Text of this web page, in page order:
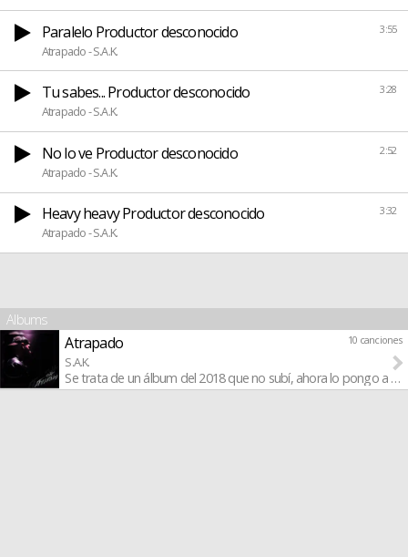
3:55
Paralelo Productor desconocido
Atrapado - S.A.K.
3:28
Tu sabes... Productor desconocido
Atrapado - S.A.K.
2:52
No lo ve Productor desconocido
Atrapado - S.A.K.
3:32
Heavy heavy Productor desconocido
Atrapado - S.A.K.
Albums
10 canciones
Atrapado
S.A.K.
Se trata de un álbum del 2018 que no subí, ahora lo pongo a